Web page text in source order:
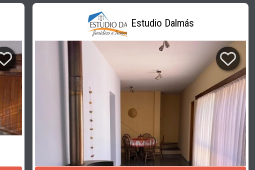
Estudio Dalmás